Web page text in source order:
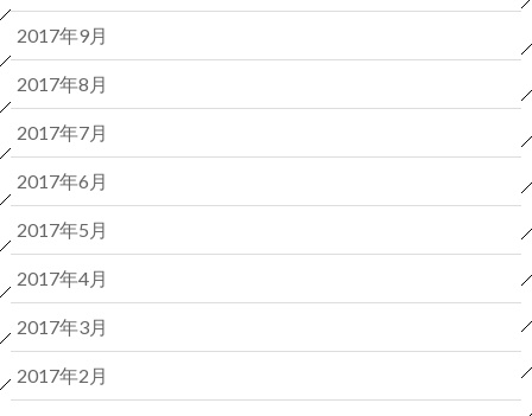
2017年9月
2017年8月
2017年7月
2017年6月
2017年5月
2017年4月
2017年3月
2017年2月